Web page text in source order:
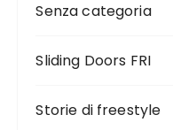
Senza categoria
Sliding Doors FRI
Storie di freestyle